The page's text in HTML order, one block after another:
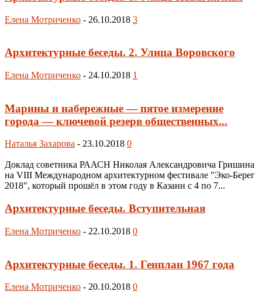
Елена Мотриченко - 26.10.2018 3
Архитектурные беседы. 2. Улица Воровского
Елена Мотриченко - 24.10.2018 1
Марины и набережные — пятое измерение
города — ключевой резерв общественных...
Наталья Захарова - 23.10.2018 0
Доклад советника РААСН Николая Александровича Гришина
на VIII Международном архитектурном фестивале "Эко-Берег
2018", который прошёл в этом году в Казани с 4 по 7...
Архитектурные беседы. Вступительная
Елена Мотриченко - 22.10.2018 0
Архитектурные беседы. 1. Генплан 1967 года
Елена Мотриченко - 20.10.2018 0